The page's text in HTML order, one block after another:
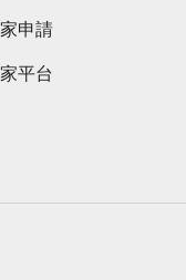
申請
平台